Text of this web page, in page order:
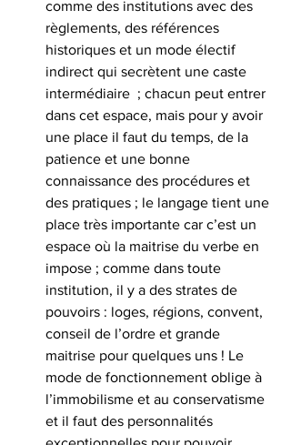
comme des institutions avec des
règlements, des références
historiques et un mode électif
indirect qui secrètent une caste
intermédiaire  ; chacun peut entrer
dans cet espace, mais pour y avoir
une place il faut du temps, de la
patience et une bonne
connaissance des procédures et
des pratiques ; le langage tient une
place très importante car c’est un
espace où la maitrise du verbe en
impose ; comme dans toute
institution, il y a des strates de
pouvoirs : loges, régions, convent,
conseil de l’ordre et grande
maitrise pour quelques uns ! Le
mode de fonctionnement oblige à
l’immobilisme et au conservatisme
et il faut des personnalités